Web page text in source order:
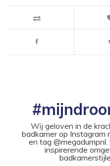
Wij geloven in de
badkamer op Instagram
en tag
inspirerende